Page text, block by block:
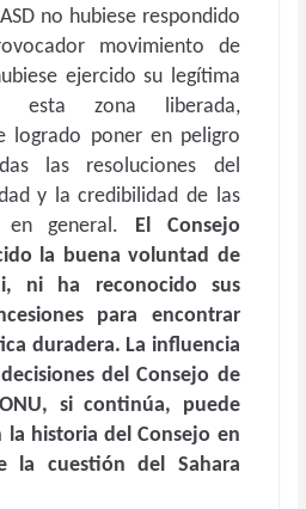
no hubiese respondido
movimiento de
ejercido su legítima
esta zona liberada,
logrado poner en peligro
las resoluciones del
y la credibilidad de las
en general. El Consejo
la buena voluntad de
ni ha reconocido sus
para encontrar
duradera. La influencia
del Consejo de
si continúa, puede
historia del Consejo en
la cuestión del Sahara